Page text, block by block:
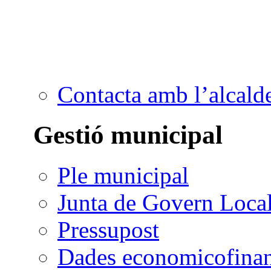
Contacta amb
Gestió municipal
Ple municipal
Junta de Govern
Pressupost
Dades